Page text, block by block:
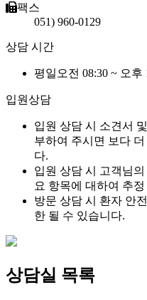
팩스
051) 960-0129
상담 시간
평일오전 08:30 ~ 오후
입원상담
입원 상담 시 소견서
부하여 주시면 보다
다.
입원 상담 시 고객님
요 항목에 대하여 추
방문 상담 시 환자 안
한 될 수 있습니다.
상담실 목록